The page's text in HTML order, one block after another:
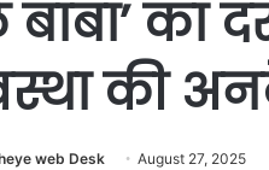
का
की
web Desk August 27, 2025